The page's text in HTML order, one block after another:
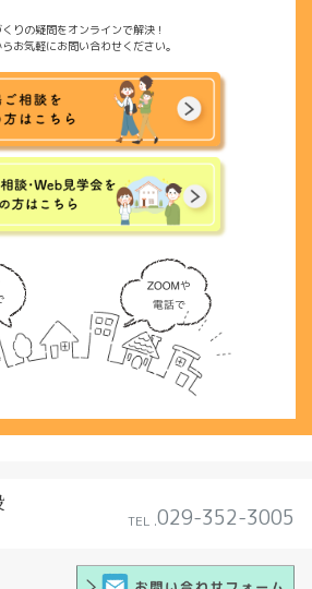
りの疑問をオンラインで解決！
お気軽にお問い合わせください。
TEL .029-352-3005